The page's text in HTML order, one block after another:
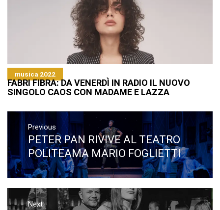
musica 2022
FABRI FIBRA: DA VENERDÌ IN RADIO IL NUOVO
SINGOLO CAOS CON MADAME E LAZZA
Navigazione
articoli
Previous
Previous
post:
PETER PAN RIVIVE AL TEATRO
POLITEAMA MARIO FOGLIETTI
Next